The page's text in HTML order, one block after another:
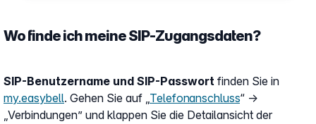
Wo finde ich meine SIP-Zugangsdaten?
SIP-Benutzername und SIP-Passwort finden Sie in
my.easybell. Gehen Sie auf „Telefonanschluss“ →
„Verbindungen” und klappen Sie die Detailansicht der